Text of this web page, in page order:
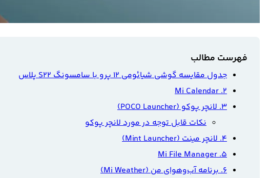
فهرست مطالب
جدول مقایسه گوشی شیائومی 12 پرو با سامسونگ S22 پلاس
۲. Mi Calendar
۳. لانچر پوکو (POCO Launcher)
نکات قابل توجه در مورد لانچر پوکو
۴. لانچر مینت (Mint Launcher)
۵. Mi File Manager
۶. برنامه آب‌وهوای من (Mi Weather)